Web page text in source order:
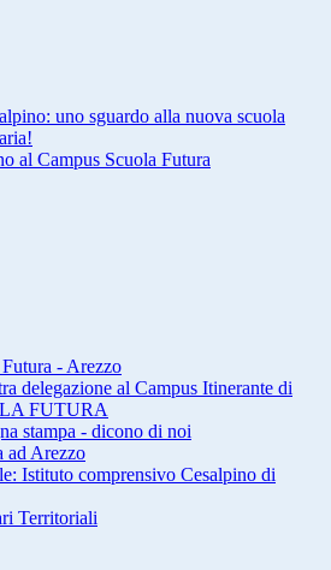
uno sguardo alla nuova scuola
al Campus Scuola Futura
- Arezzo
delegazione al Campus Itinerante di
FUTURA
stampa - dicono di noi
ad Arezzo
Istituto comprensivo Cesalpino di
Territoriali